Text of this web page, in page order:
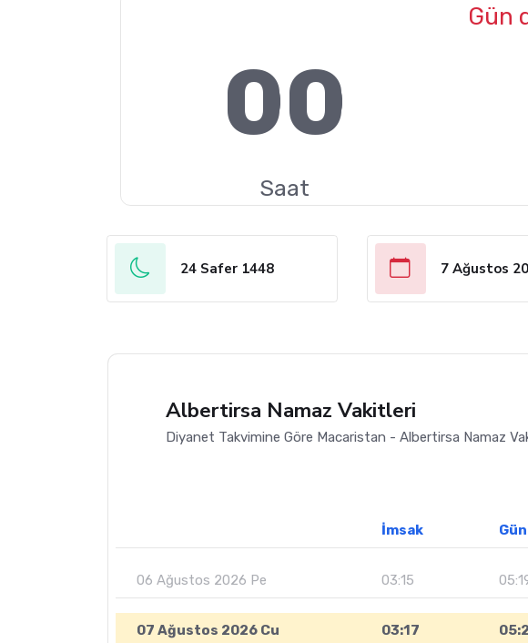
Gün
00
Saat
24 Safer 1448 7 Ağustos
Albertirsa Namaz Vakitleri
Diyanet Takvimine Göre Macaristan - Albertirsa Namaz
İmsak
06 Ağustos 2026 Pe 03:15
07 Ağustos 2026 Cu 03:17